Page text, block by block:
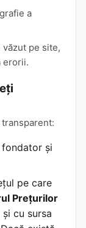
a
pe site,
erorii.
și
pe care
Prețurilor
cu sursa